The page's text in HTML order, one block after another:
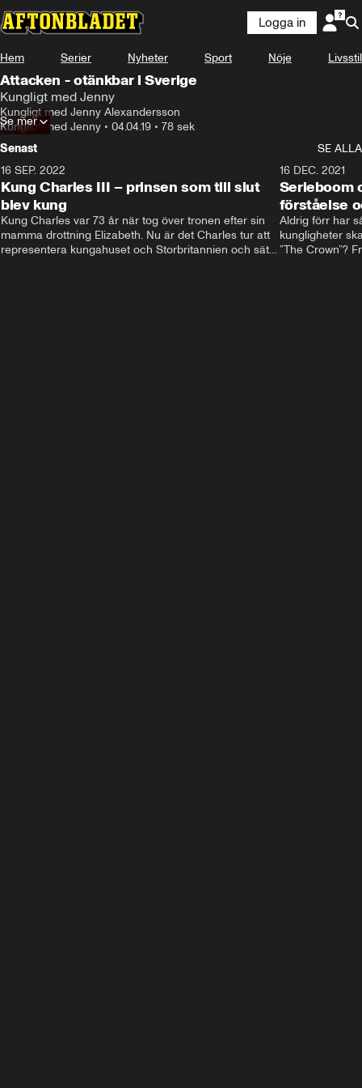
Logga in
Hem Serier Nyheter Sport Nöje Livsstil
Attacken - otänkbar i Sverige
Kungligt med Jenny
Kungligt med Jenny Alexandersson
Kungligt med Jenny • 04.04.19 • 78 sek
Se mer
Senast
SE ALLA
16 SEP. 2022
Kung Charles III – prinsen som till slut
blev kung
Kung Charles var 73 år när tog över tronen efter sin
mamma drottning Elizabeth. Nu är det Charles tur att
representera kungahuset och Storbritannien och sätta
16 DEC. 2021
Serieboom
förståelse
Aldrig förr har
kungligheter
”The Crown”?